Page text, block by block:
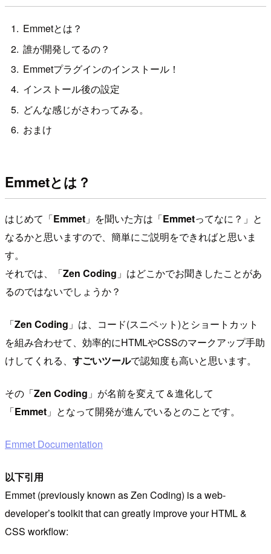
Emmetとは？
誰が開発してるの？
Emmetプラグインのインストール！
インストール後の設定
どんな感じがさわってみる。
おまけ
Emmetとは？
はじめて「Emmet 」を聞いた方は「Emmetってなに？」と
なるかと思いますので、簡単にご説明をできればと思いま
す。
それでは、「Zen Coding 」はどこかでお聞きしたことがあ
るのではないでしょうか？
「Zen Coding 」は、コード(スニペット)とショートカット
を組み合わせて、効率的にHTMLやCSSのマークアップ手助
けしてくれる、 すごいツールで認知度も高いと思います。
その「Zen Coding 」が名前を変えて＆進化して
「Emmet 」となって開発が進んでいるとのことです。
Emmet Documentation
以下引用
Emmet (previously known as Zen Coding) is a web-
developer’s toolkit that can greatly improve your HTML &
CSS workflow: